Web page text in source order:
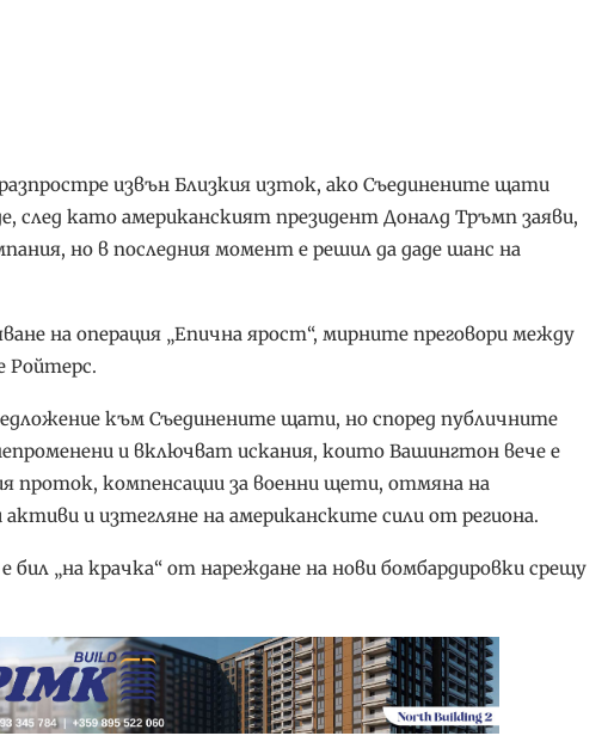
извън Близкия изток, ако Съединените щати
след като американският президент Доналд Тръмп заяви,
но в последния момент е решил да даде шанс на
на операция „Епична ярост“, мирните преговори между
Ройтерс.
към Съединените щати, но според публичните
и включват искания, които Вашингтон вече е
проток, компенсации за военни щети, отмяна на
и изтегляне на американските сили от региона.
„на крачка“ от нареждане на нови бомбардировки срещу